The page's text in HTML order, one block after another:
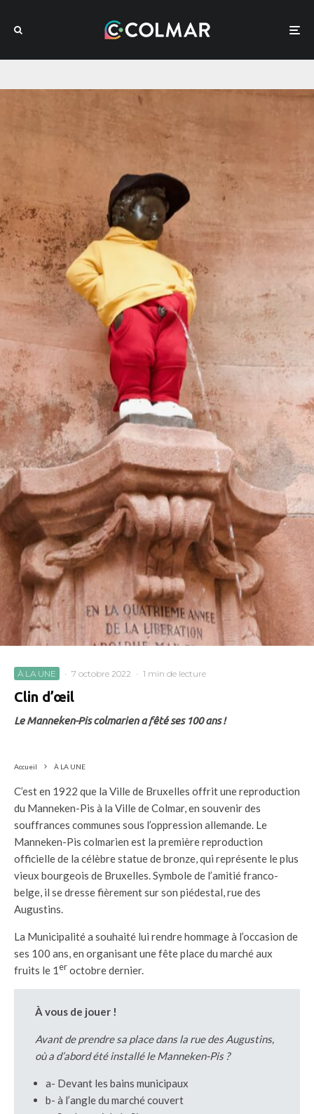
À LA UNE · 7 octobre 2022 · 1 min de lecture
Clin d’œil
Le Manneken-Pis colmarien a fêté ses 100 ans !
Accueil À LA UNE
C’est en 1922 que la Ville de Bruxelles offrit une reproduction
du Manneken-Pis à la Ville de Colmar, en souvenir des
souffrances communes sous l’oppression allemande. Le
Manneken-Pis colmarien est la première reproduction
officielle de la célèbre statue de bronze, qui représente le plus
vieux bourgeois de Bruxelles. Symbole de l’amitié franco-
belge, il se dresse fièrement sur son piédestal, rue des
Augustins.
La Municipalité a souhaité lui rendre hommage à l’occasion de
ses 100 ans, en organisant une fête place du marché aux
fruits le 1er octobre dernier.
À vous de jouer !
Avant de prendre sa place dans la rue des Augustins,
où a d’abord été installé le Manneken-Pis ?
a- Devant les bains municipaux
b- à l’angle du marché couvert